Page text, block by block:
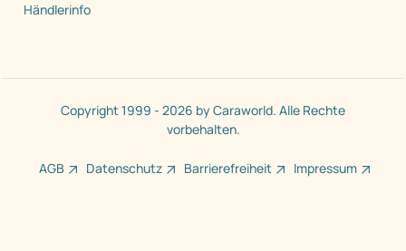
Händlerinfo
Copyright 1999 - 2026 by Caraworld. Alle Rechte
vorbehalten.
AGB Datenschutz Barrierefreiheit Impressum